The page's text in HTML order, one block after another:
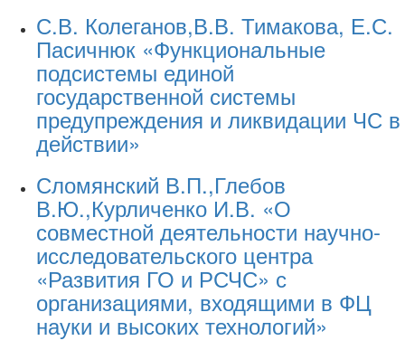
С.В. Колеганов,В.В. Тимакова, Е.С.
Пасичнюк «Функциональные
подсистемы единой
государственной системы
предупреждения и ликвидации ЧС в
действии»
Сломянский В.П.,Глебов
В.Ю.,Курличенко И.В. «О
совместной деятельности научно-
исследовательского центра
«Развития ГО и РСЧС» с
организациями, входящими в ФЦ
науки и высоких технологий»